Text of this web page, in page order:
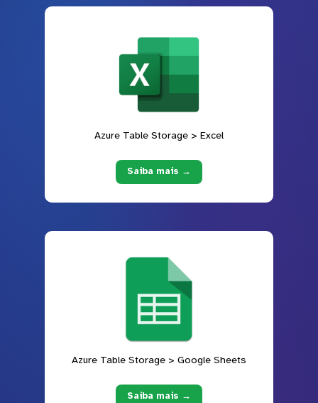
Azure Table Storage > Excel
Saiba mais →
Azure Table Storage > Google Sheets
Saiba mais →